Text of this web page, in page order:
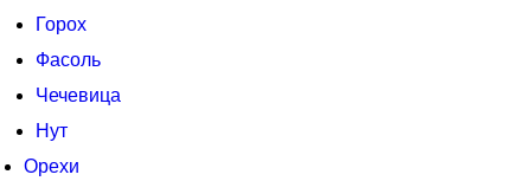
Горох
Фасоль
Чечевица
Нут
Орехи